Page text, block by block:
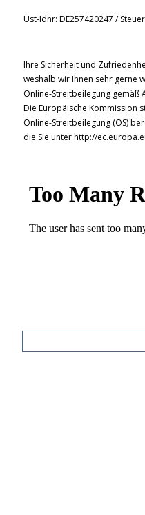
Ust-Idnr: DE257420247 /
Ihre Sicherheit und
weshalb wir Ihnen sehr gerne
Online-Streitbeilegung gemäß
Die Europäische Kommission
Online-Streitbeilegung (OS)
die Sie unter http://